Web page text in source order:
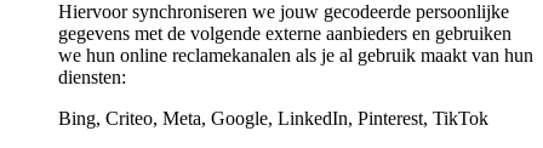
Hiervoor synchroniseren we jouw gecodeerde persoonlijke
gegevens met de volgende externe aanbieders en gebruiken
we hun online reclamekanalen als je al gebruik maakt van hun
diensten:
Bing, Criteo, Meta, Google, LinkedIn, Pinterest, TikTok